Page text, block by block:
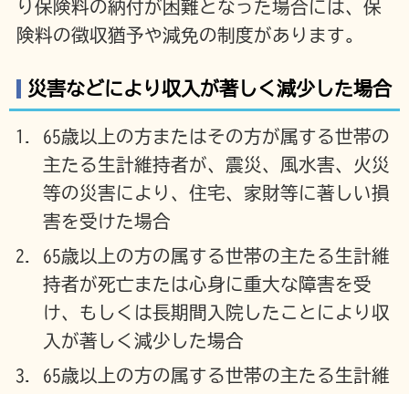
り保険料の納付が困難となった場合には、保
険料の徴収猶予や減免の制度があります。
災害などにより収入が著しく減少した場合
65歳以上の方またはその方が属する世帯の
主たる生計維持者が、震災、風水害、火災
等の災害により、住宅、家財等に著しい損
害を受けた場合
65歳以上の方の属する世帯の主たる生計維
持者が死亡または心身に重大な障害を受
け、もしくは長期間入院したことにより収
入が著しく減少した場合
65歳以上の方の属する世帯の主たる生計維